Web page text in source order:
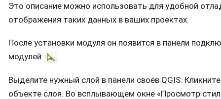
Это описание можно использовать для удобной
отображения таких данных в ваших проектах.
После установки модуля он появится в панели
модулей:
.
Выделите нужный слой в панели своёв QGIS.
объекте слоя. Во всплывающем окне «Просмотр